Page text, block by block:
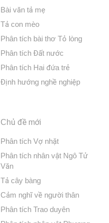
Bài văn tả mẹ
Tả con mèo
Phân tích bài thơ Tỏ lòng
Phân tích Đất nước
Phân tích Hai đứa trẻ
Định hướng nghề nghiệp
Chủ đề mới
Phân tích Vợ nhặt
Phân tích nhân vật Ngô Tử
Văn
Tả cây bàng
Cảm nghĩ về người thân
Phân tích Trao duyên